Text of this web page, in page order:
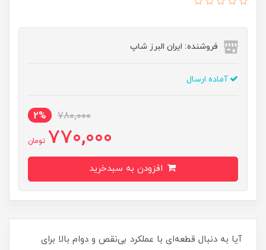
فروشنده: ایران البرز شاپ
آماده ارسال
780,000
2%
770,000 تومان
آیا به دنبال قطعه‌ای با عملکرد بی‌نقص و دوام بالا برای